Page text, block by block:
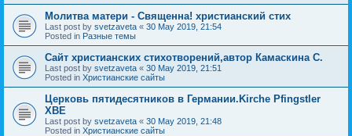
Молитва матери - Священна! христианский стих
Last post by svetzaveta « 30 May 2019, 21:54
Posted in Разные темы
Сайт христианских стихотворений,автор Камаскина С.
Last post by svetzaveta « 30 May 2019, 21:51
Posted in Христианские сайты
Церковь пятидесятников в Германии.Kirche Pfingstler
ХВЕ
Last post by svetzaveta « 30 May 2019, 21:48
Posted in Христианские сайты